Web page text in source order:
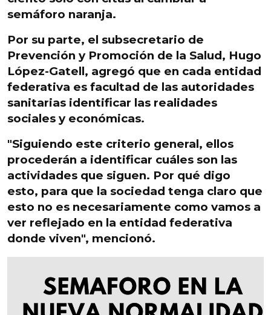
semáforo naranja.
Por su parte, el subsecretario de
Prevención y Promoción de la Salud, Hugo
López-Gatell, agregó que en cada entidad
federativa es facultad de las autoridades
sanitarias identificar las realidades
sociales y económicas.
"Siguiendo este criterio general, ellos
procederán a identificar cuáles son las
actividades que siguen. Por qué digo
esto, para que la sociedad tenga claro que
esto no es necesariamente como vamos a
ver reflejado en la entidad federativa
donde viven", mencionó.